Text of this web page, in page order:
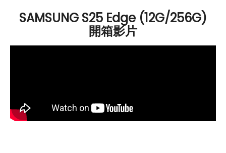
閱讀也更智慧，除了摘要與翻譯功能外，還新增「朗讀重
點」，讓你隨時掌握重要資訊。塗鴉轉圖像功能全面升
級，支援文字生成圖像與圖片編輯，創作更直覺方便。此
智慧且個人化的使用體驗。這款旗艦手機不僅效能強大，
也在 AI 應用上展現未來科技的實力。
SAMSUNG S25 Edge (12G/256G)
開箱影片